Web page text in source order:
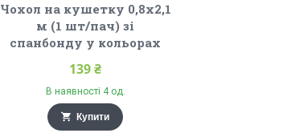
Чохол на кушетку 0,8х2,1
м (1 шт/пач) зі
спанбонду у кольорах
139 ₴
В наявності 4 од.
Купити